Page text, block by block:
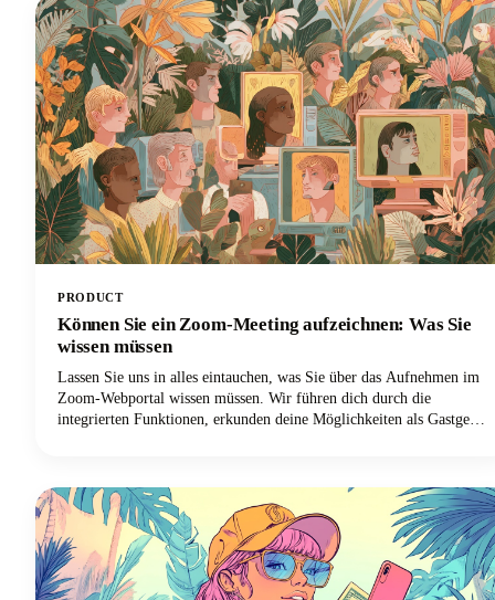
PRODUCT
Können Sie ein Zoom-Meeting aufzeichnen: Was Sie
wissen müssen
Lassen Sie uns in alles eintauchen, was Sie über das Aufnehmen im
Zoom-Webportal wissen müssen. Wir führen dich durch die
integrierten Funktionen, erkunden deine Möglichkeiten als Gastgeber